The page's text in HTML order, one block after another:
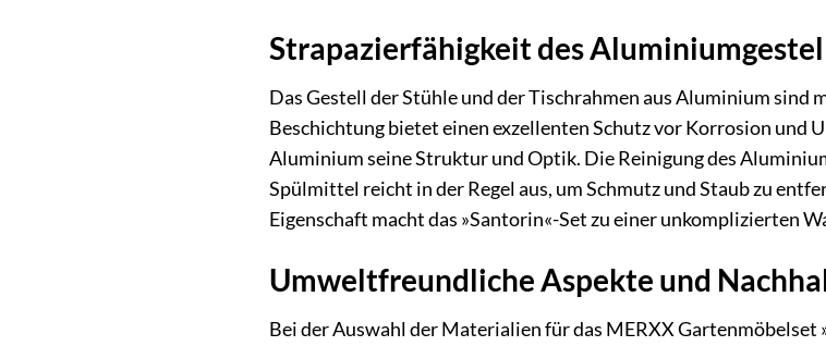
Strapazierfähigkeit des
Das Gestell der Stühle und der Tischrahmen aus Aluminium
Beschichtung bietet einen exzellenten Schutz vor Korrosion und
Aluminium seine Struktur und Optik. Die Reinigung des
Spülmittel reicht in der Regel aus, um Schmutz und Staub zu
Eigenschaft macht das »Santorin«-Set zu einer unkomplizierten
Umweltfreundliche Aspekte und
Bei der Auswahl der Materialien für das MERXX